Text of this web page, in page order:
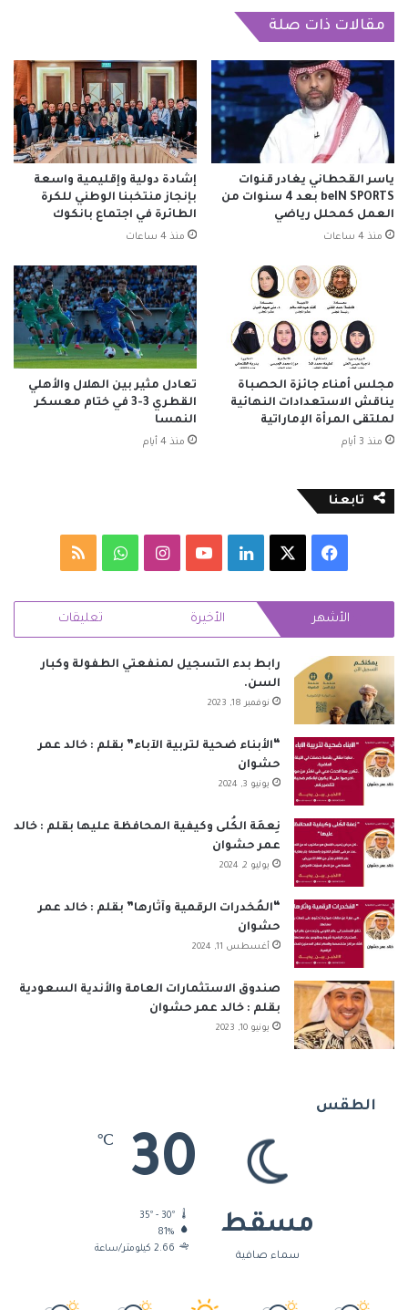
مقالات ذات صلة
ياسر القحطاني يغادر قنوات
beIN SPORTS بعد 4 سنوات من
العمل كمحلل رياضي
منذ 4 ساعات
إشادة دولية وإقليمية واسعة
بإنجاز منتخبنا الوطني للكرة
الطائرة في اجتماع بانكوك
منذ 4 ساعات
مجلس أمناء جائزة الحصباة
يناقش الاستعدادات النهائية
لملتقى المرأة الإماراتية
منذ 3 أيام
تعادل مثير بين الهلال والأهلي
القطري 3-3 في ختام معسكر
النمسا
منذ 4 أيام
تابعنا
فيسبوك لينكدإن‫YouTubeانستقرامواتسابملخص
RSS الأشهر الأخيرة تعليقات
رابط بدء التسجيل لمنفعتي الطفولة وكبار
السن.
نوفمبر 18, 2023
“الأبناء ضحية لتربية الآباء” بقلم : خالد عمر
حشوان
يونيو 3, 2024
نِعمَة الكُلى وكيفية المحافظة عليها بقلم : خالد
عمر حشوان
يوليو 2, 2024
“المُخدرات الرقمية وآثارها” بقلم : خالد عمر
حشوان
أغسطس 11, 2024
صندوق الاستثمارات العامة والأندية السعودية
بقلم : خالد عمر حشوان
يونيو 10, 2023
الطقس
مسقط
سماء صافية
30
℃
35º - 30º
81%
2.66 كيلومتر/ساعة